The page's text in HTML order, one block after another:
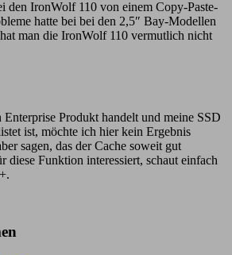
den IronWolf 110 von einem Copy-Paste-
hatte bei bei den 2,5″ Bay-Modellen
man die IronWolf 110 vermutlich nicht
Produkt handelt und meine SSD
ist, möchte ich hier kein Ergebnis
sagen, das der Cache soweit gut
diese Funktion interessiert, schaut einfach